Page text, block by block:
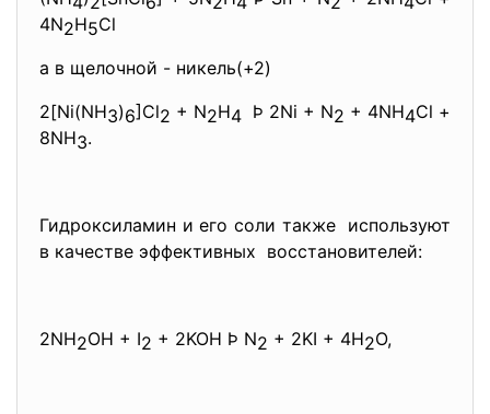
4N2H5Cl
а в щелочной - никель(+2)
2[Ni(NH3)6]Cl2 + N2H4 Þ 2Ni + N2 + 4NH4Cl +
8NH3.
Гидроксиламин и его соли также используют
в качестве эффективных восстановителей:
2NH2OH + I2 + 2KOH Þ N2 + 2KI + 4H2O,